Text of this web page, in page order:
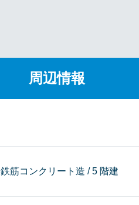
周辺情報
鉄筋コンクリート造 / 5 階建